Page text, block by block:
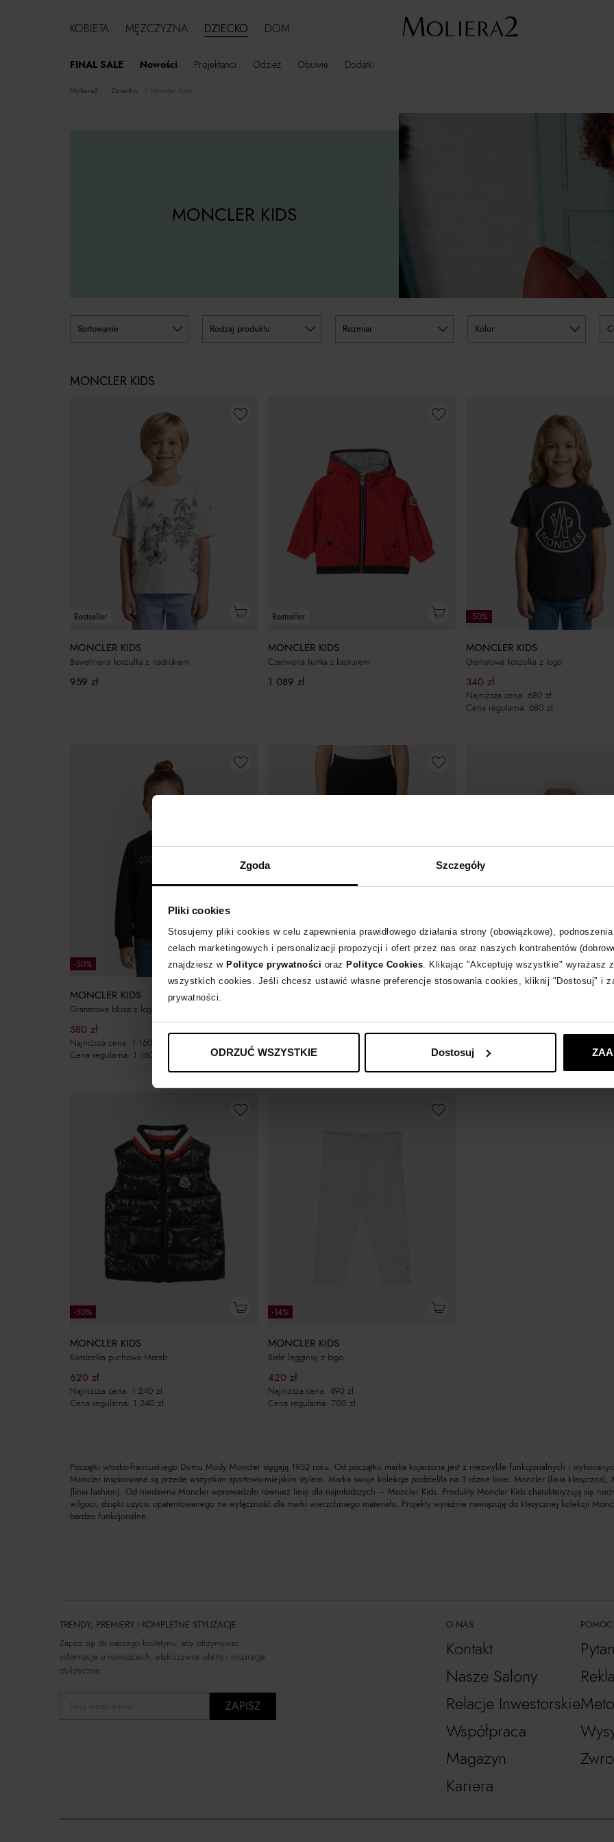
Zgoda Szczegóły
Pliki cookies
Stosujemy pliki cookies w celu zapewnienia prawidłowego działania strony (obowiązkowe),
celach marketingowych i personalizacji propozycji i ofert przez nas oraz naszych kontrahentów
znajdziesz w Polityce prywatności oraz Polityce Cookies. Klikając "Akceptuję wszystkie" wyrażasz
wszystkich cookies. Jeśli chcesz ustawić własne preferencje stosowania cookies, kliknij "Dostosuj" i
prywatności.
ODRZUĆ WSZYSTKIE Dostosuj
KOBIETA MĘŻCZYZNA DZIECKO
FINAL SALE Nowości Projektanci Odzież Obuwie Dodatki
DOM
moliera2 dziecko Moncler Kids
MONCLER KIDS
sortowanie rodzaj produktu rozmiar kolor
MONCLER KIDS
Bestseller
MONCLER KIDS
Bawełniana koszulka z nadrukiem
959 zł
Bestseller
MONCLER KIDS
Czerwona kurtka z kapturem
1 089 zł
-50%
MONCLER KIDS
Granatowa koszulka z logo
340 zł
Najniższa cena: 680 zł
Cena regularna: 680 zł
-50%
MONCLER KIDS
Granatowa bluza z logo
580 zł
Najniższa cena: 1 160
Cena regularna: 1 160
-50%
560zł
Cena regularna:
-50%
955zł
Cena regularna:
-50%
MONCLER KIDS
Kamizelka puchowa Merab
620 zł
Najniższa cena: 1 240 zł
Cena regularna: 1 240 zł
-14%
MONCLER KIDS
Białe legginsy z logo
420 zł
Najniższa cena: 490 zł
Cena regularna: 700 zł
Początki włosko-francuskiego Domu Mody Moncler sięgają 1952 roku. Od początku marka kojarzona jest z niezwykle funkcjonalnych i
Moncler inspirowane są przede wszystkim sportowo-miejskim stylem. Marka swoje kolekcje podzieliła na 3 różne linie: Moncler (linia
(linia fashion). Od niedawna Moncler wprowadziło również linię dla najmłodszych – Moncler Kids. Produkty Moncler Kids charakteryzują się
wilgoci, dzięki użyciu opatentowanego na wyłączność dla marki wierzchniego materiału. Projekty wyraźnie nawiązują do klasycznej kolekcji
bardzo funkcjonalne.
TRENDY, PREMIERY I KOMPLETNE STYLIZACJE
Zapisz się do naszego biuletynu, aby otrzymywać
informacje o nowościach, ekskluzywne oferty i inspiracje
stylistyczne.
ZAPISZ
O NAS
Kontakt
Nasze Salony
Relacje Inwestorskie
Współpraca
Magazyn
Kariera
POMOC